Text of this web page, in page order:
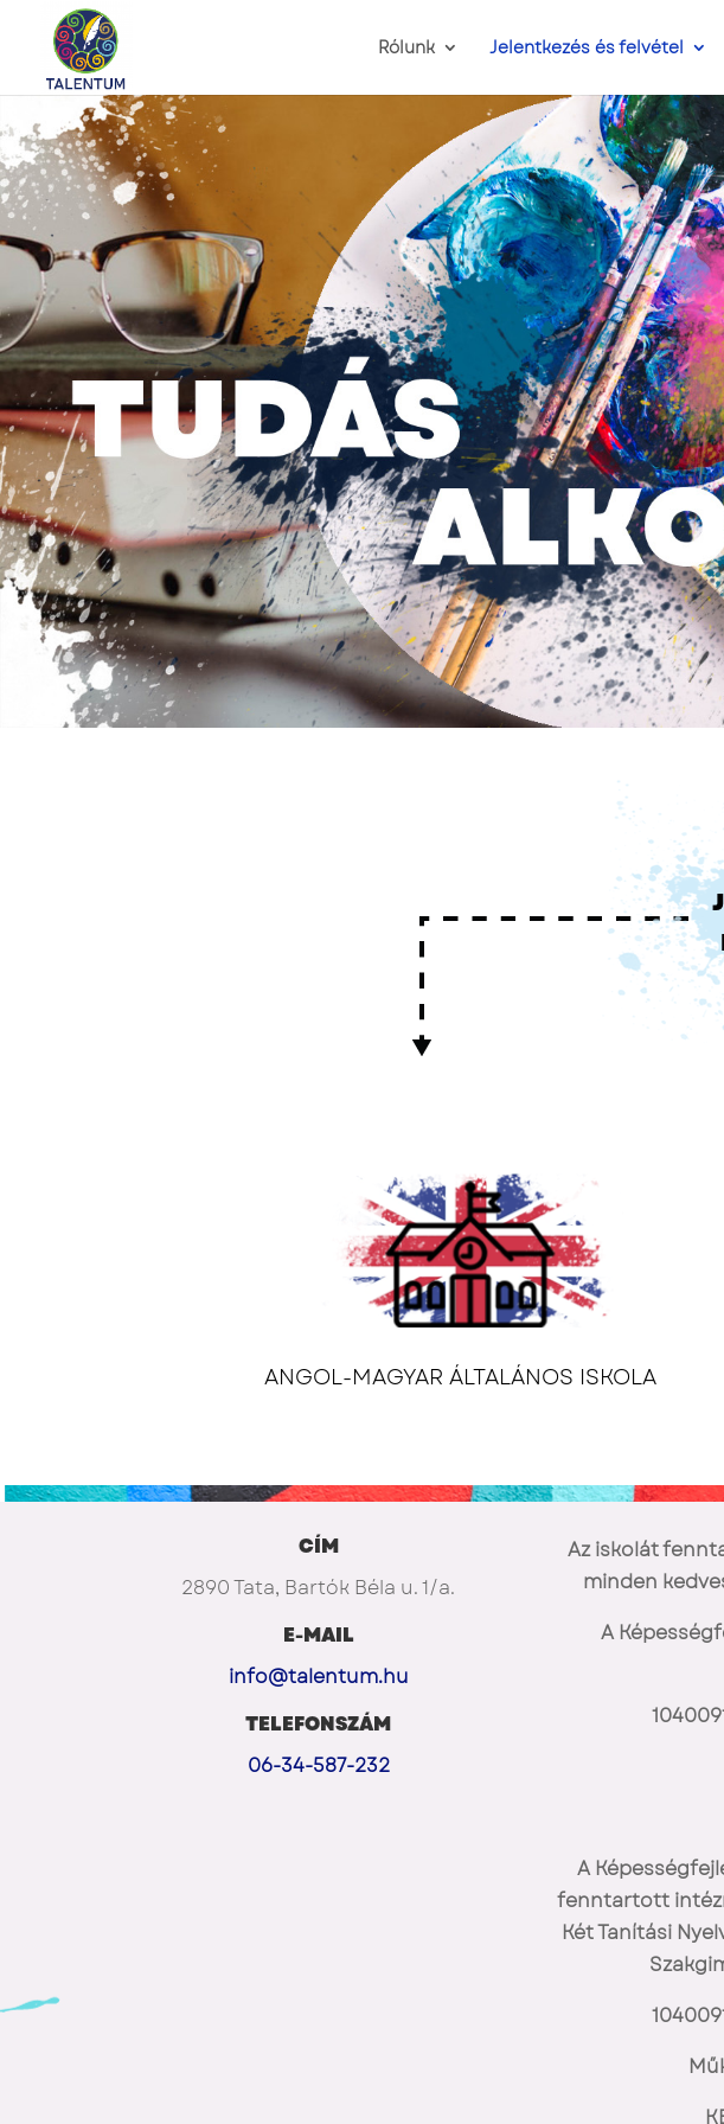
Rólunk Jelentkezés és felvétel
ANGOL-MAGYAR ÁLTALÁNOS ISKOLA
CÍM
2890 Tata, Bartók Béla u. 1/a.
E-MAIL
info@talentum.hu
TELEFONSZÁM
06-34-587-232
Az iskolát
minden
A
A
fenntartott
Két Tanítási